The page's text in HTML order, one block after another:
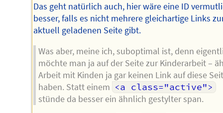
Das geht natürlich auch, hier wäre eine ID
besser, falls es nicht mehrere gleichartige Links
aktuell geladenen Seite gibt.
Was aber, meine ich, suboptimal ist, denn
möchte man ja auf der Seite zur Kinderarbeit –
Arbeit mit Kinden ja gar keinen Link auf diese
haben. Statt einem <a class="active">
stünde da besser ein ähnlich gestylter span.